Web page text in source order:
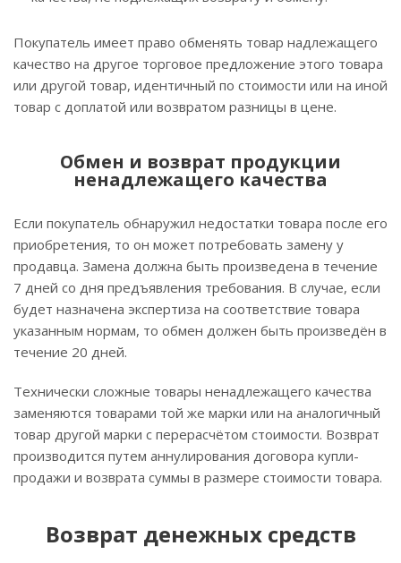
Покупатель имеет право обменять товар надлежащего
качество на другое торговое предложение этого товара
или другой товар, идентичный по стоимости или на иной
товар с доплатой или возвратом разницы в цене.
Обмен и возврат продукции
ненадлежащего качества
Если покупатель обнаружил недостатки товара после его
приобретения, то он может потребовать замену у
продавца. Замена должна быть произведена в течение
7 дней со дня предъявления требования. В случае, если
будет назначена экспертиза на соответствие товара
указанным нормам, то обмен должен быть произведён в
течение 20 дней.
Технически сложные товары ненадлежащего качества
заменяются товарами той же марки или на аналогичный
товар другой марки с перерасчётом стоимости. Возврат
производится путем аннулирования договора купли-
продажи и возврата суммы в размере стоимости товара.
Возврат денежных средств